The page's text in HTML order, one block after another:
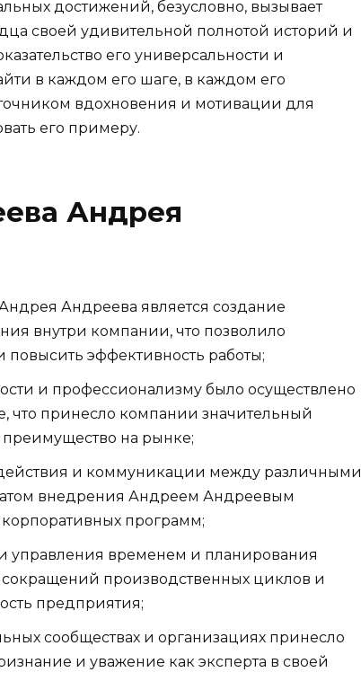
достижений, безусловно, вызывает
своей удивительной полнотой историй и
его универсальности и
в каждом его шаге, в каждом его
вдохновения и мотивации для
его примеру.
Андрея
Андреева является создание
внутри компании, что позволило
эффективность работы;
и профессионализму было осуществлено
что принесло компании значительный
на рынке;
и коммуникации между различными
внедрения Андреем Андреевым
программ;
управления временем и планирования
производственных циклов и
предприятия;
сообществах и организациях принесло
и уважение как эксперта в своей